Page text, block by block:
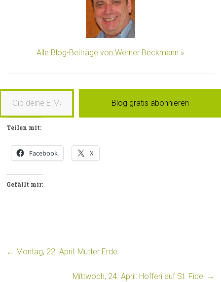
Alle Blog-Beiträge von Werner Beckmann »
E-Mail-Adresse ein …
Blog gratis abonnieren
Teilen mit:
Facebook X
Gefällt mir:
← Montag, 22. April: Mutter Erde
Mittwoch, 24. April: Hoffen auf St. Fidel →